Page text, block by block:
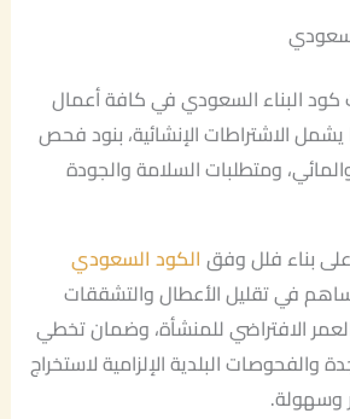
كود البناء السعودي في كافة أعمال
يشمل الاشتراطات الإنشائية، بنود فحص
والمائي، ومتطلبات السلامة والجودة
على بناء فلل وفقالكود السعودي
في تقليل الأعطال والتشققات
الافتراضي للمنشأة، وضمان تخطي
والفحوصات البلدية الإلزامية لاستخراج
وسهولة.